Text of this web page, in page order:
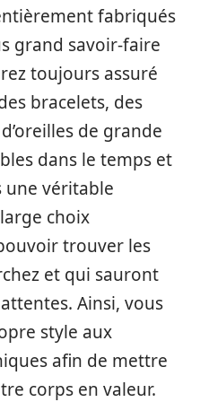
fabriqués
grand savoir-faire
toujours assuré
bracelets, des
de grande
dans le temps et
véritable
choix
trouver les
et qui sauront
Ainsi, vous
style aux
afin de mettre
corps en valeur.